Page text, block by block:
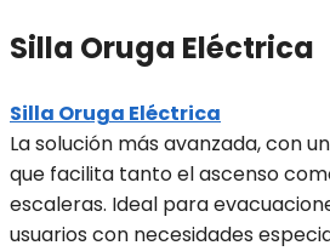
Silla Oruga Eléctrica
Silla Oruga Eléctrica
La solución más avanzada, con
que facilita tanto el ascenso
escaleras. Ideal para
usuarios con necesidades